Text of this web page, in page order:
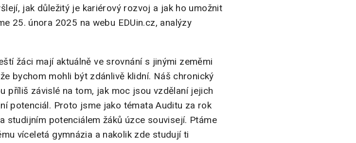
jak důležitý je kariérový rozvoj a jak ho umožnit
25. února 2025 na webu EDUin.cz, analýzy
žáci mají aktuálně ve srovnání s jinými zeměmi
bychom mohli být zdánlivě klidní. Náš chronický
příliš závislé na tom, jak moc jsou vzdělaní jejich
potenciál. Proto jsme jako témata Auditu za rok
studijním potenciálem žáků úzce souvisejí. Ptáme
víceletá gymnázia a nakolik zde studují ti